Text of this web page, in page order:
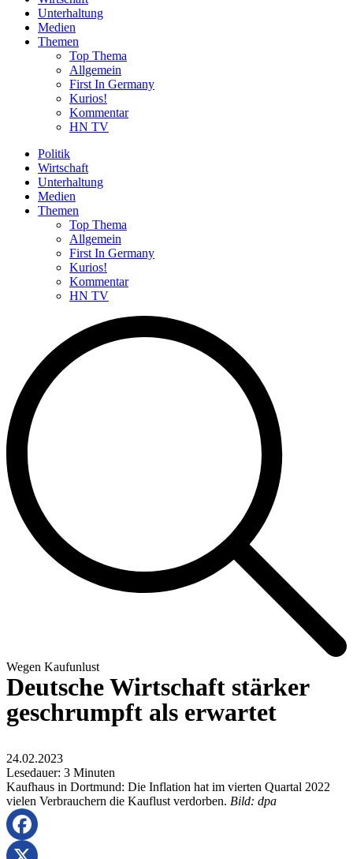
Unterhaltung
Medien
Themen
Top Thema
Allgemein
First In Germany
Kurios!
Kommentar
HN TV
Politik
Wirtschaft
Unterhaltung
Medien
Themen
Top Thema
Allgemein
First In Germany
Kurios!
Kommentar
HN TV
Wegen Kaufunlust
Deutsche Wirtschaft stärker
geschrumpft als erwartet
24.02.2023
Lesedauer: 3 Minuten
Kaufhaus in Dortmund: Die Inflation hat im vierten Quartal 2022
vielen Verbrauchern die Kauflust verdorben. Bild: dpa
Facebook